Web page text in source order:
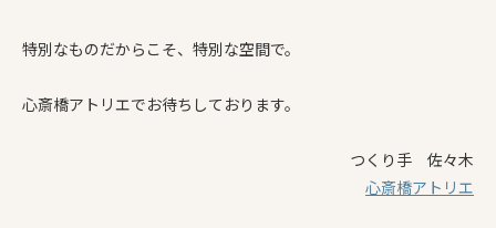
特別なものだからこそ、特別な空間で。
心斎橋アトリエでお待ちしております。
つくり手 佐々木
心斎橋アトリエ